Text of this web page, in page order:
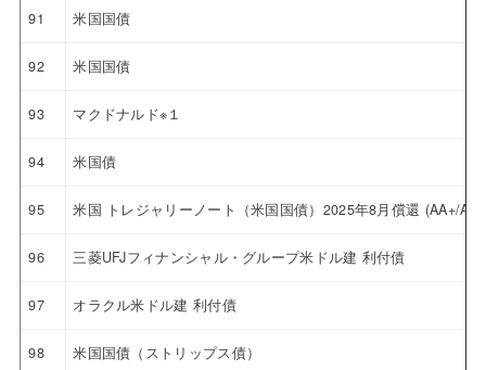
91 米国国債
92 米国国債
93 マクドナルド※１
94 米国債
95 米国 トレジャリーノート（米国国債）2025年8月償還 (AA+/
96 三菱UFJフィナンシャル・グループ米ドル建 利付債
97 オラクル米ドル建 利付債
98 米国国債（ストリップス債）